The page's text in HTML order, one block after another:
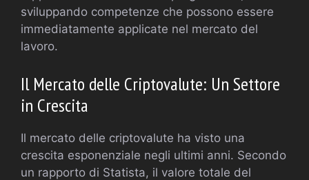
sviluppando competenze che possono essere
immediatamente applicate nel mercato del
lavoro.
Il Mercato delle Criptovalute: Un Settore
in Crescita
Il mercato delle criptovalute ha visto una
crescita esponenziale negli ultimi anni. Secondo
un rapporto di Statista, il valore totale del